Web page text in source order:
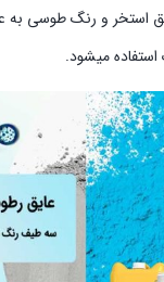
استخر و رنگ طوسی به
میشود.